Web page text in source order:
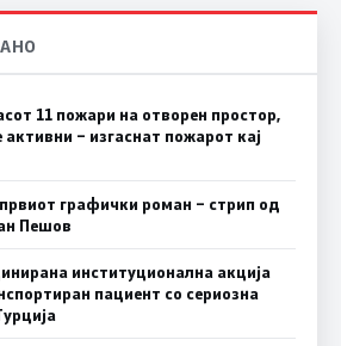
11 пожари на отворен простор,
активни – изгаснат пожарот кај
графички роман – стрип од
Пешов
институционална акција
пациент со сериозна